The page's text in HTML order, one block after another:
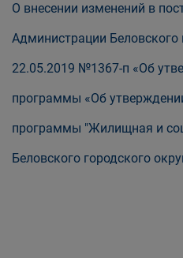
О внесении изменений в
Администрации Беловского
22.05.2019 №1367-п «Об
программы «Об
программы "Жилищная и
Беловского городского